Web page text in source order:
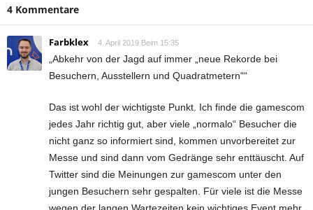
4 Kommentare
Farbklex 4. April 2019 Beim 15:35
„Abkehr von der Jagd auf immer „neue Rekorde bei
Besuchern, Ausstellern und Quadratmetern““
Das ist wohl der wichtigste Punkt. Ich finde die gamescom
jedes Jahr richtig gut, aber viele „normalo“ Besucher die
nicht ganz so informiert sind, kommen unvorbereitet zur
Messe und sind dann vom Gedränge sehr enttäuscht. Auf
Twitter sind die Meinungen zur gamescom unter den
jungen Besuchern sehr gespalten. Für viele ist die Messe